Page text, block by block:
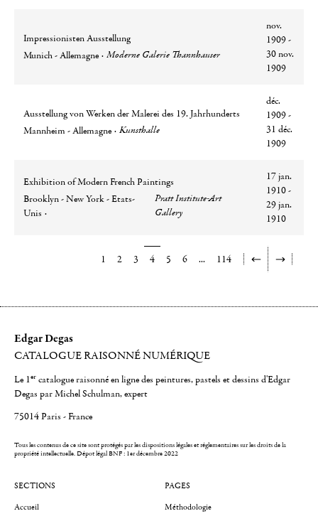
Impressionisten Ausstellung
Ville
Munich - Allemagne
Lieu Moderne Galerie Thannhauser
nov.
1909 -
30 nov.
1909
Ausstellung von Werken der Malerei des 19. Jahrhunderts
Ville
Mannheim - Allemagne
Lieu Kunsthalle
déc.
1909 -
31 déc.
1909
Exhibition of Modern French Paintings
Ville
Brooklyn - New York - Etats-
Unis
Lieu
Pratt Institute-Art
Gallery
17 jan.
1910 -
29 jan.
1910
1 2 3 4 5 6 ... 114
Edgar Degas
CATALOGUE RAISONNÉ NUMÉRIQUE
Le 1er catalogue raisonné en ligne des peintures, pastels et dessins d'Edgar
Degas par Michel Schulman, expert
75014 Paris - France
Tous les contenus de ce site sont protégés par les dispositions légales et réglementaires sur les droits de la
propriété intellectuelle.Dépot légal BNF : 1er décembre 2022
SECTIONS
Accueil
PAGES
Méthodologie